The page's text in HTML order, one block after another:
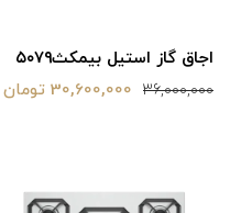
اجاق گاز استیل بیمکث۵۰۷۹
36,000,000 30,600,000 تومان